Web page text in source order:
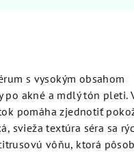
s vysokým obsahom
akné a mdlý tón pleti.
pomáha zjednotiť
svieža textúra séra sa
vôňu, ktorá